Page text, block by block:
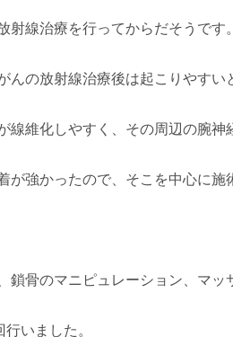
射線治療を行ってからだそうです。
んの放射線治療後は起こりやすい
線維化しやすく、その周辺の腕神
が強かったので、そこを中心に施
鎖骨のマニピュレーション、マ
いました。